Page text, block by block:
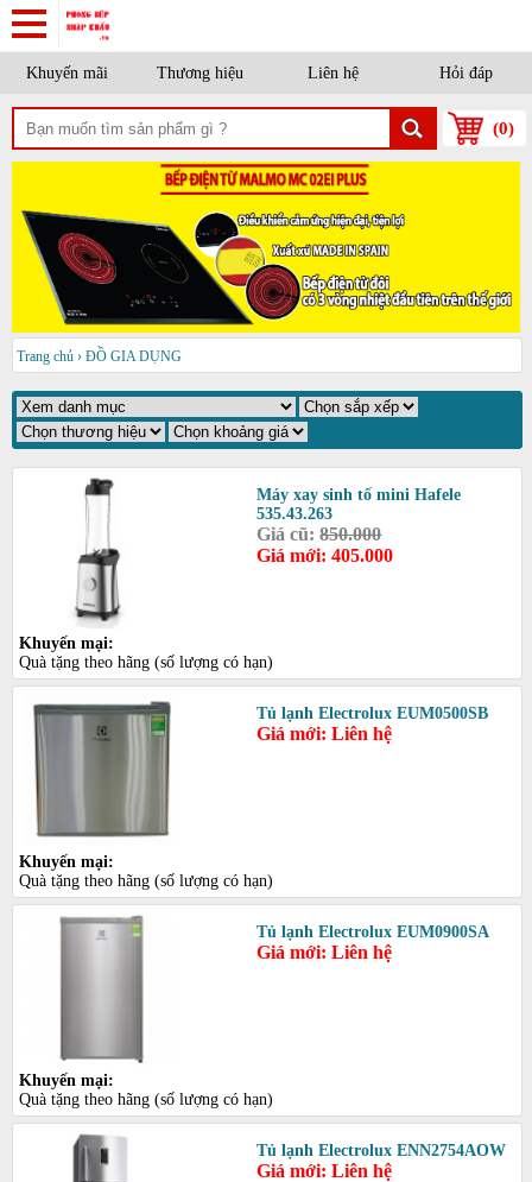
Khuyến mãi Thương hiệu Liên hệ Hỏi đáp
(0)
Trang chủ › ĐỒ GIA DỤNG
Máy xay sinh tố mini Hafele
535.43.263
Giá cũ:850.000
Giá mới: 405.000
Khuyến mại:
Quà tặng theo hãng (số lượng có hạn)
Tủ lạnh Electrolux EUM0500SB
Giá mới: Liên hệ
Khuyến mại:
Quà tặng theo hãng (số lượng có hạn)
Tủ lạnh Electrolux EUM0900SA
Giá mới: Liên hệ
Khuyến mại:
Quà tặng theo hãng (số lượng có hạn)
Tủ lạnh Electrolux ENN2754AOW
Giá mới: Liên hệ